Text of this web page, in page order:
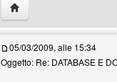
HomePage: creative-
05/03/2009, alle 15:34
Oggetto: Re: DATABASE E